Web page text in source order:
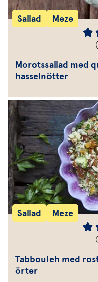
Sallad Meze
Morotssallad med
hasselnötter
Sallad Meze
Tabbouleh med
örter